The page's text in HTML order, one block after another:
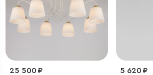
25 500 ₽ 5 620 ₽